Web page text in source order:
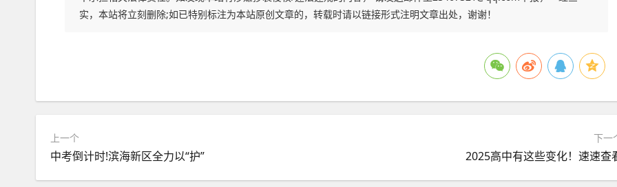
实，本站将立刻删除;如已特别标注为本站原创文章的，转载时请以链接形式注明文章出处，谢谢！
上一个
中考倒计时!滨海新区全力以“护”
下一
2025高中有这些变化！速速查